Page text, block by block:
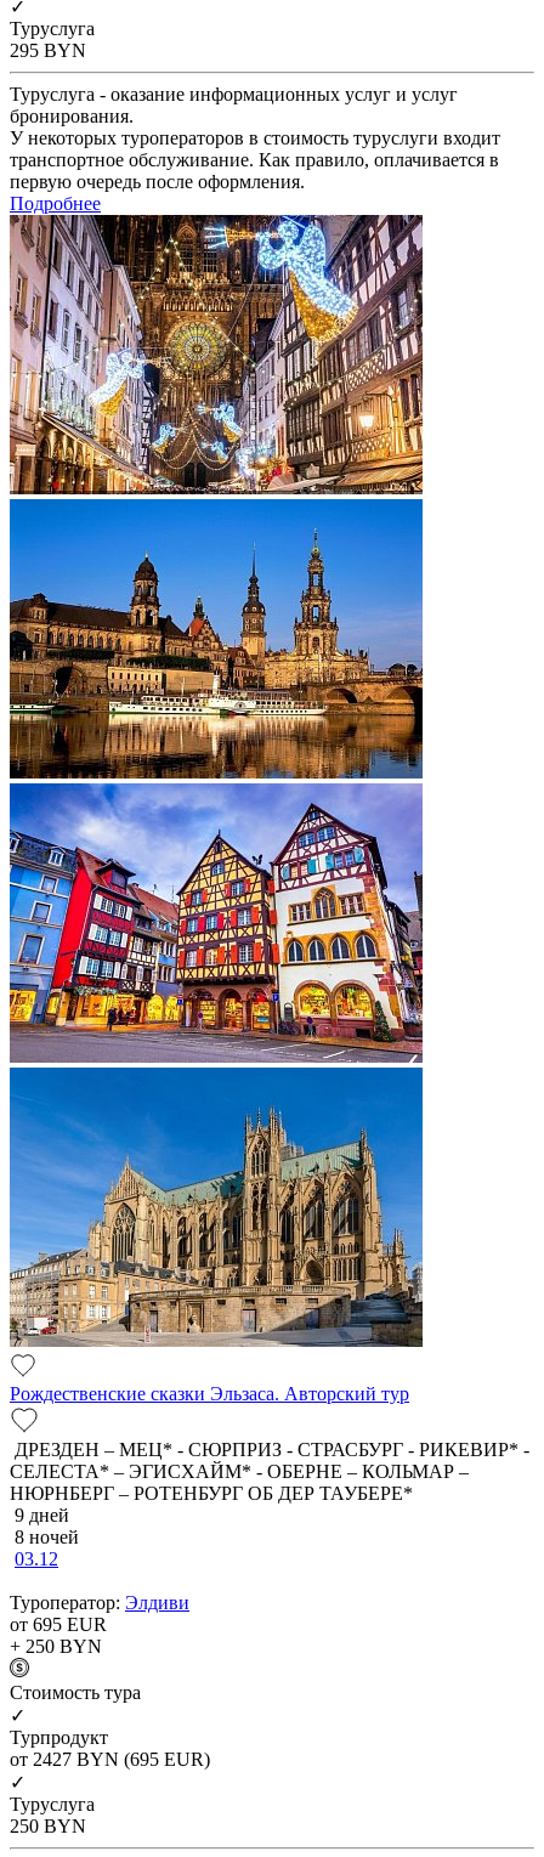
✓
Туруслуга
295 BYN
Туруслуга - оказание информационных услуг и услуг
бронирования.
У некоторых туроператоров в стоимость туруслуги входит
транспортное обслуживание. Как правило, оплачивается в
первую очередь после оформления.
Подробнее
Рождественские сказки Эльзаса. Авторский тур
ДРЕЗДЕН – МЕЦ* - СЮРПРИЗ - СТРАСБУРГ - РИКЕВИР* -
СЕЛЕСТА* – ЭГИСХАЙМ* - ОБЕРНЕ – КОЛЬМАР –
НЮРНБЕРГ – РОТЕНБУРГ ОБ ДЕР ТАУБЕРЕ*
9 дней
8 ночей
03.12
Туроператор: Элдиви
от 695 EUR
+ 250 BYN
Cтоимость тура
✓
Турпродукт
от 2427 BYN (695 EUR)
✓
Туруслуга
250 BYN